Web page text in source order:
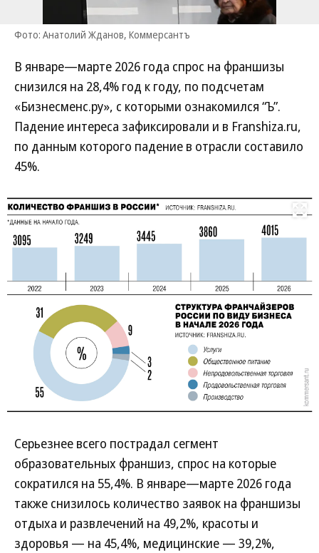
Фото: Анатолий Жданов, Коммерсантъ
В январе—марте 2026 года спрос на франшизы
снизился на 28,4% год к году, по подсчетам
«Бизнесменс.ру», с которыми ознакомился “Ъ”.
Падение интереса зафиксировали и в Franshiza.ru,
по данным которого падение в отрасли составило
45%.
Развернуть
Серьезнее всего пострадал сегмент
образовательных франшиз, спрос на которые
сократился на 55,4%. В январе—марте 2026 года
также снизилось количество заявок на франшизы
отдыха и развлечений на 49,2%, красоты и
здоровья — на 45,4%, медицинские — 39,2%,